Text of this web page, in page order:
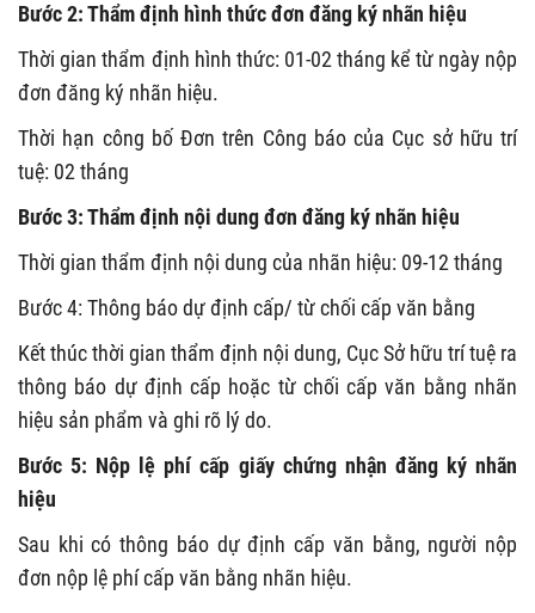
Bước 2: Thẩm định hình thức đơn đăng ký nhãn hiệu
Thời gian thẩm định hình thức: 01-02 tháng kể từ ngày nộp
đơn đăng ký nhãn hiệu.
Thời hạn công bố Đơn trên Công báo của Cục sở hữu trí
tuệ: 02 tháng
Bước 3: Thẩm định nội dung đơn đăng ký nhãn hiệu
Thời gian thẩm định nội dung của nhãn hiệu: 09-12 tháng
Bước 4: Thông báo dự định cấp/ từ chối cấp văn bằng
Kết thúc thời gian thẩm định nội dung, Cục Sở hữu trí tuệ ra
thông báo dự định cấp hoặc từ chối cấp văn bằng nhãn
hiệu sản phẩm và ghi rõ lý do.
Bước 5: Nộp lệ phí cấp giấy chứng nhận đăng ký nhãn
hiệu
Sau khi có thông báo dự định cấp văn bằng, người nộp
đơn nộp lệ phí cấp văn bằng nhãn hiệu.